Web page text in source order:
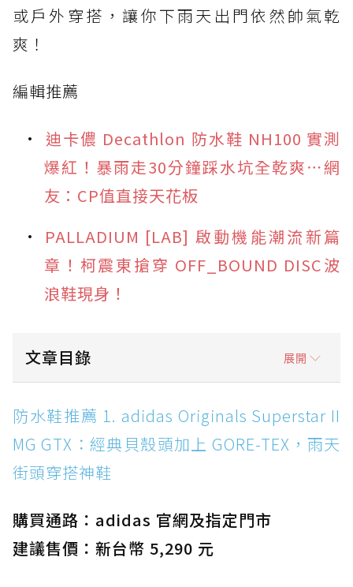
或戶外穿搭，讓你下雨天出門依然帥氣乾
爽！
編輯推薦
迪卡儂 Decathlon 防水鞋 NH100 實測
爆紅！暴雨走30分鐘踩水坑全乾爽⋯網
友：CP值直接天花板
PALLADIUM [LAB] 啟動機能潮流新篇
章！柯震東搶穿 OFF_BOUND DISC波
浪鞋現身！
文章目錄 展開
防水鞋推薦 1. adidas Originals Superstar II
MG GTX：經典貝殼頭加上 GORE-TEX，雨天街
頭穿搭神鞋
防水鞋推薦 2. New Balance Hierro v9 GORE-
防水鞋推薦 3. Nike Dunk Low GORE-TEX：
經典 Dunk 輪廓加上防水科技，雨天穿搭帥度不
打折
防水鞋推薦 1. adidas Originals Superstar II
MG GTX：經典貝殼頭加上 GORE-TEX，雨天
街頭穿搭神鞋
購買通路：adidas 官網及指定門市
建議售價：新台幣 5,290 元